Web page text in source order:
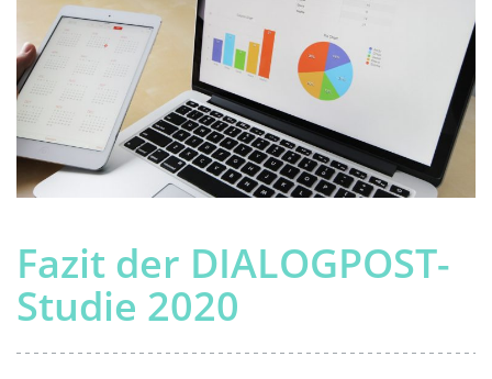
Fazit der DIALOGPOST-
Studie 2020